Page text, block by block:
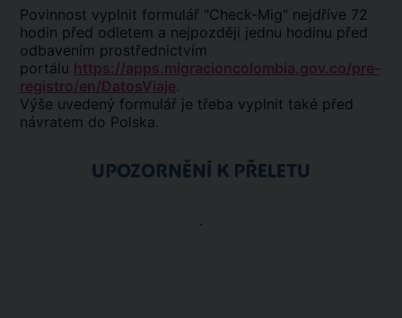
Povinnost vyplnit formulář "Check-Mig" nejdříve 72
hodin před odletem a nejpozději jednu hodinu před
odbavením prostřednictvím
portálu https://apps.migracioncolombia.gov.co/pre-
registro/en/DatosViaje.
Výše uvedený formulář je třeba vyplnit také před
návratem do Polska.
UPOZORNĚNÍ K PŘELETU
.